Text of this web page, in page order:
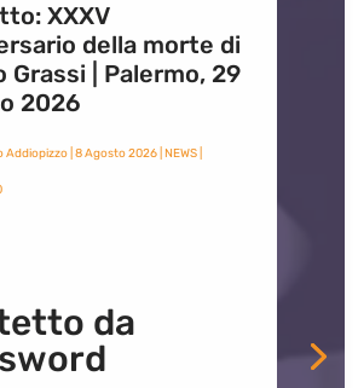
XXXV
della morte di
Grassi | Palermo, 29
2026
Addiopizzo| 8 Agosto 2026| NEWS|
da